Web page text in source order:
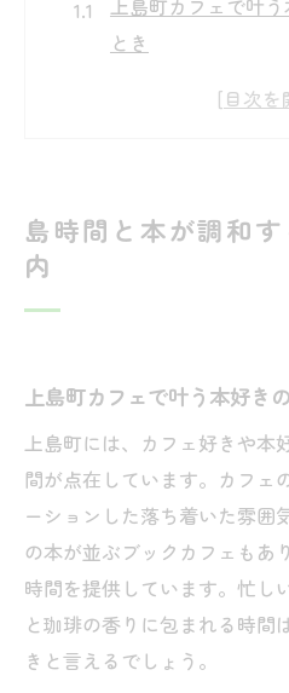
上島町カフェで叶
とき
カフェ巡りで味わ
術
ェ
カフェ巡りが楽し
案内
本屋好き必見のゆ
上島町の飲食店と
気
島時間を感じるカ
読書好きなら見逃せない
島時間と本が調和
内
上島町カフェで叶う本好き
上島町には、カフェ好きや本
間が点在しています。カフェ
ーションした落ち着いた雰囲
の本が並ぶブックカフェもあ
時間を提供しています。忙し
と珈琲の香りに包まれる時間
きと言えるでしょう。